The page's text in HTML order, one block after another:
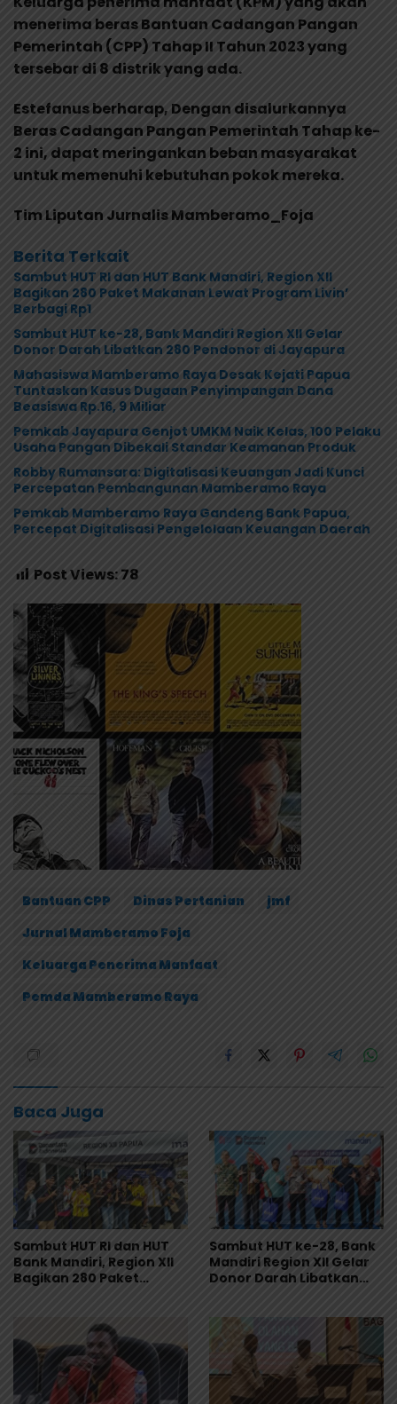
menerima beras Bantuan Cadangan Pangan
Pemerintah (CPP) Tahap II Tahun 2023 yang
tersebar di 8 distrik yang ada.
Estefanus berharap, Dengan disalurkannya
Beras Cadangan Pangan Pemerintah Tahap ke-
2 ini, dapat meringankan beban masyarakat
untuk memenuhi kebutuhan pokok mereka.
Tim Liputan Jurnalis Mamberamo_Foja
Berita Terkait
Sambut HUT RI dan HUT Bank Mandiri, Region XII
Bagikan 280 Paket Makanan Lewat Program Livin’
Berbagi Rp1
Sambut HUT ke-28, Bank Mandiri Region XII Gelar
Donor Darah Libatkan 280 Pendonor di Jayapura
Mahasiswa Mamberamo Raya Desak Kejati Papua
Tuntaskan Kasus Dugaan Penyimpangan Dana
Beasiswa Rp.16, 9 Miliar
Pemkab Jayapura Genjot UMKM Naik Kelas, 100 Pelaku
Usaha Pangan Dibekali Standar Keamanan Produk
Robby Rumansara: Digitalisasi Keuangan Jadi Kunci
Percepatan Pembangunan Mamberamo Raya
Pemkab Mamberamo Raya Gandeng Bank Papua,
Percepat Digitalisasi Pengelolaan Keuangan Daerah
Post Views:78
Bantuan CPP Dinas Pertanian
jmf
Jurnal Mamberamo Foja
Keluarga Penerima Manfaat
Pemda Mamberamo Raya
Baca Juga
Sambut HUT RI dan HUT
Bank Mandiri, Region XII
Bagikan 280 Paket
Sambut HUT ke-28, Bank
Mandiri Region XII Gelar
Donor Darah Libatkan